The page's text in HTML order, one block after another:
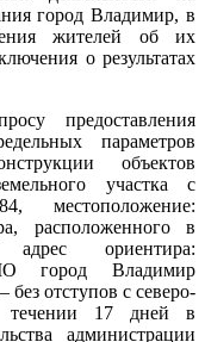
город Владимир, в
жителей об их
о результатах
предоставления
параметров
объектов
участка с
местоположение:
расположенного в
ориентира:
город Владимир
отступов с северо-
течении 17 дней в
администрации